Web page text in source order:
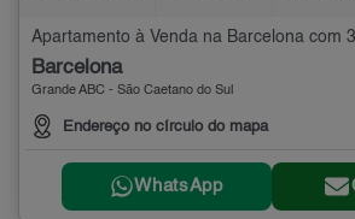
Apartamento à Venda na Barcelona com
Barcelona
Grande ABC - São Caetano do Sul
Endereço no círculo do mapa
WhatsApp